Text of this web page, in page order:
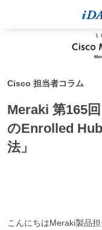
Cisco 担当者コラム
Meraki 第165
のEnrolled
法」
こんにちはMeraki製品担